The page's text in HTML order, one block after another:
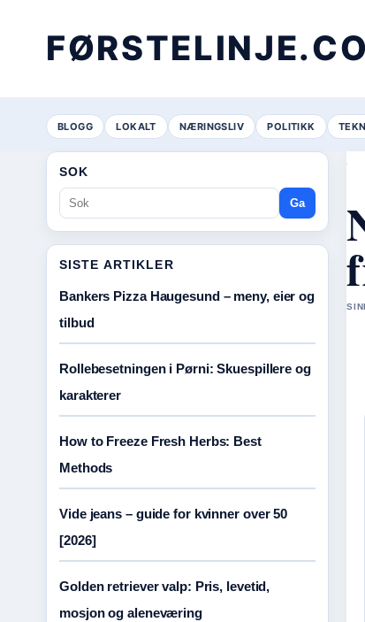
BLOGG LOKALT NÆRINGSLIV POLITIKK
SOK
Ga
SISTE ARTIKLER
Bankers Pizza Haugesund – meny, eier og
tilbud
Rollebesetningen i Pørni: Skuespillere og
karakterer
How to Freeze Fresh Herbs: Best
Methods
Vide jeans – guide for kvinner over 50
[2026]
Golden retriever valp: Pris, levetid,
mosjon og aleneværing